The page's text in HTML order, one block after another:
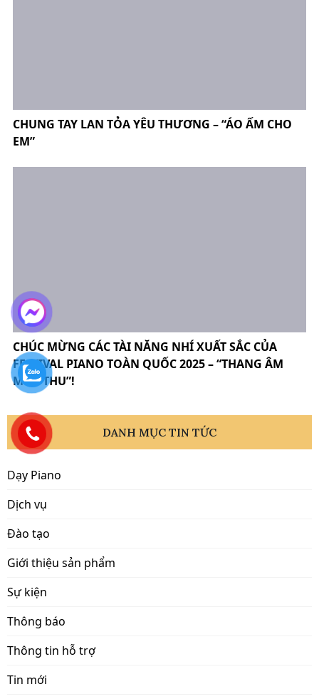
CHUNG TAY LAN TỎA YÊU THƯƠNG – “ÁO ẤM CHO
EM”
CHÚC MỪNG CÁC TÀI NĂNG NHÍ XUẤT SẮC CỦA
FESTIVAL PIANO TOÀN QUỐC 2025 – “THANG ÂM
MÙA THU”!
DANH MỤC TIN TỨC
Dạy Piano
Dịch vụ
Đào tạo
Giới thiệu sản phẩm
Sự kiện
Thông báo
Thông tin hỗ trợ
Tin mới